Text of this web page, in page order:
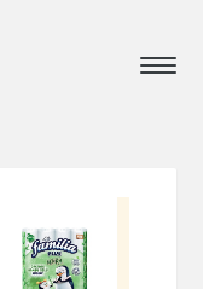
Bakliyat
Bebek